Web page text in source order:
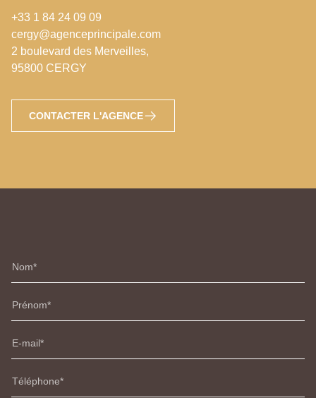
+33 1 84 24 09 09
cergy@agenceprincipale.com
2 boulevard des Merveilles,
95800 CERGY
CONTACTER L'AGENCE
Nom
Prénom
E-mail
Téléphone